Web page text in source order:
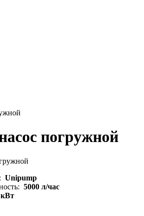
погружной
Unipump
5000 л/час
кВт